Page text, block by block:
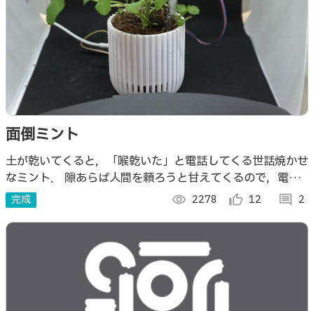
面倒ミント
土が乾いてくると，「喉乾いた」と電話してくる世話焼かせ
なミント． 隙あらば人間を頼ろうと甘えてくるので，電話
が掛かってこないよう可視化ツールを利用して，小まめに面
倒を見ないといけない．
完成 visibility 2278 thumb_up_alt 12 comment 2